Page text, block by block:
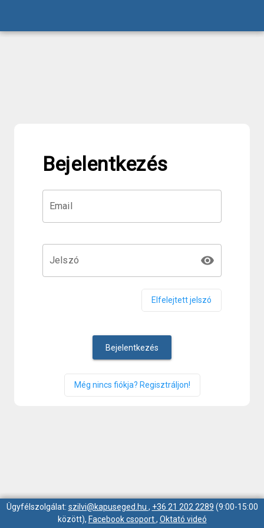
Bejelentkezés
Email
Jelszó visibility
Elfelejtett jelszó
Bejelentkezés
Még nincs fiókja? Regisztráljon!
Ügyfélszolgálat: szilvi@kapuseged.hu , +36 21 202 2289 (9:00-15:00
között), Facebook csoport, Oktató videó